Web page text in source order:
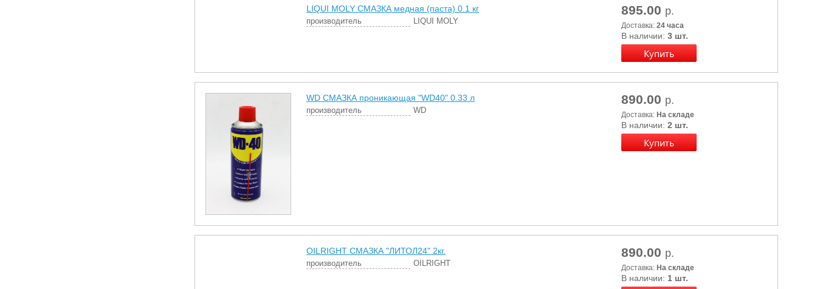
LIQUI MOLY СМАЗКА медная (паста) 0.1 кг
производитель LIQUI MOLY
895.00 р.
Доставка: 24 часа
В наличии: 3 шт.
WD СМАЗКА проникающая "WD40" 0.33 л
производитель WD
890.00 р.
Доставка: На складе
В наличии: 2 шт.
OILRIGHT СМАЗКА "ЛИТОЛ24" 2кг.
производитель OILRIGHT
890.00 р.
Доставка: На складе
В наличии: 1 шт.